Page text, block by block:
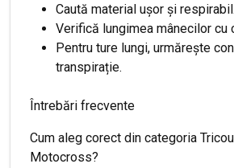
Caută material ușor și respirabil.
Verifică lungimea mânecilor cu
Pentru ture lungi, urmărește
transpirație.
Întrebări frecvente
Cum aleg corect din categoria
Motocross?